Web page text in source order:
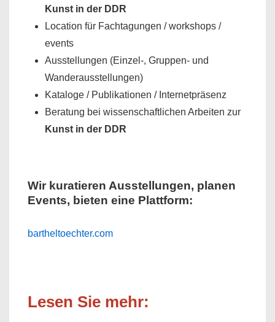
Kunst in der DDR
Location für Fachtagungen / workshops /
events
Ausstellungen (Einzel-, Gruppen- und
Wanderausstellungen)
Kataloge / Publikationen / Internetpräsenz
Beratung bei wissenschaftlichen Arbeiten zur
Kunst in der DDR
Wir kuratieren Ausstellungen, planen
Events, bieten eine Plattform:
bartheltoechter.com
Lesen Sie mehr: